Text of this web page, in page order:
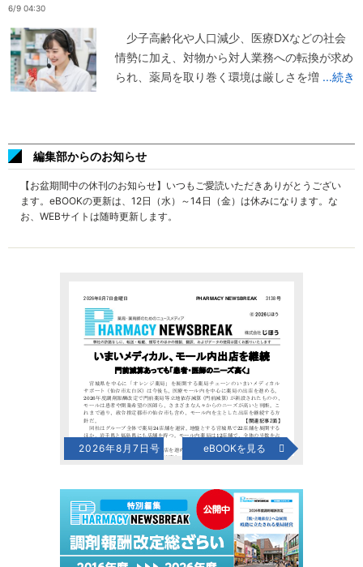
6/9 04:30
少子高齢化や人口減少、医療DXなどの社会
情勢に加え、対物から対人業務への転換が求め
られ、薬局を取り巻く環境は厳しさを増 ...続き
編集部からのお知らせ
【お盆期間中の休刊のお知らせ】いつもご愛読いただきありがとうござい
ます。eBOOKの更新は、12日（水）～14日（金）は休みになります。な
お、WEBサイトは随時更新します。
2026年8月7日号 eBOOKを見る